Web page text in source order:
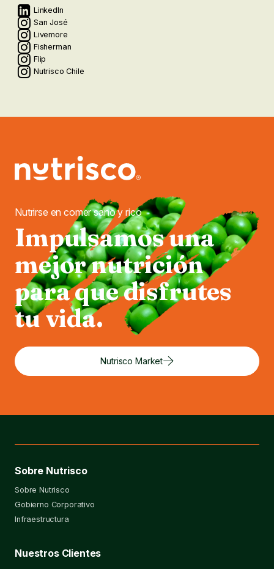
Redes
sociales
LinkedIn
San José
Livemore
Fisherman
Flip
Nutrisco Chile
Nutrirse en comer sano y rico
Impulsamos una
mejor nutrición
para que disfrutes
tu vida.
Nutrisco Market
Sobre Nutrisco
Sobre Nutrisco
Gobierno Corporativo
Infraestructura
Nuestros Clientes